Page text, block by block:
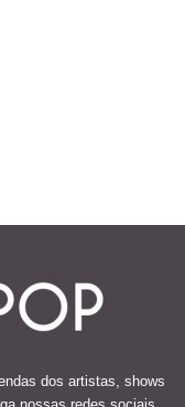
dos artistas, shows